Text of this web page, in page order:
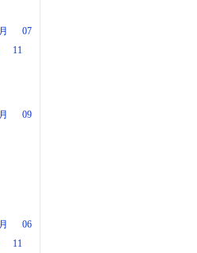
07
11
09
06
11